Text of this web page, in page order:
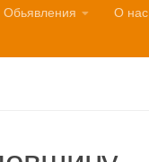
Обьявления О нас